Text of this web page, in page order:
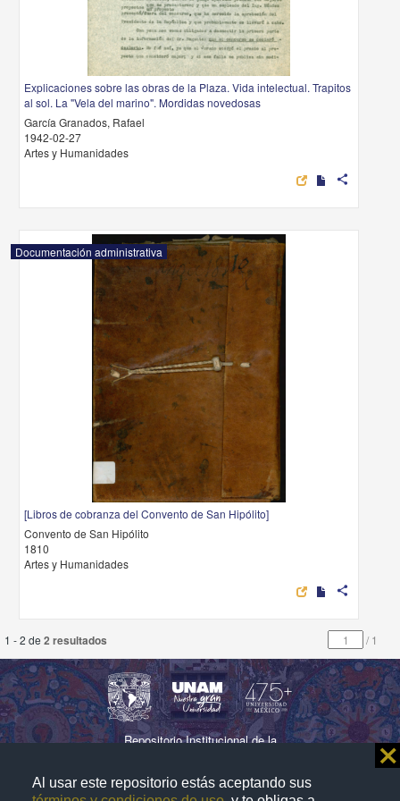
Al usar este repositorio estás aceptando sus
⨯
Explicaciones sobre las obras de la Plaza. Vida intelectual. Trapitos
al sol. La "Vela del marino". Mordidas novedosas
García Granados, Rafael
1942-02-27
Artes y Humanidades
share
Documentación administrativa
[Libros de cobranza del Convento de San Hipólito]
Convento de San Hipólito
1810
Artes y Humanidades
share
1 - 2 de 2 resultados /1
Repositorio Institucional de la